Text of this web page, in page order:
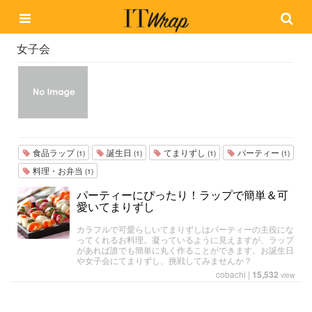
女子会
食品ラップ(1) 誕生日 (1) てまりずし (1) パーティー (1)
料理・お弁当 (1)
パーティーにぴったり！ラップで簡単＆可
愛いてまりずし
カラフルで可愛らしいてまりずしはパーティーの主役にな
ってくれるお料理。凝っているように見えますが、ラップ
があれば誰でも簡単に丸く作ることができます。お誕生日
や女子会にてまりずし、挑戦してみませんか？
cobachi | 15,532 view